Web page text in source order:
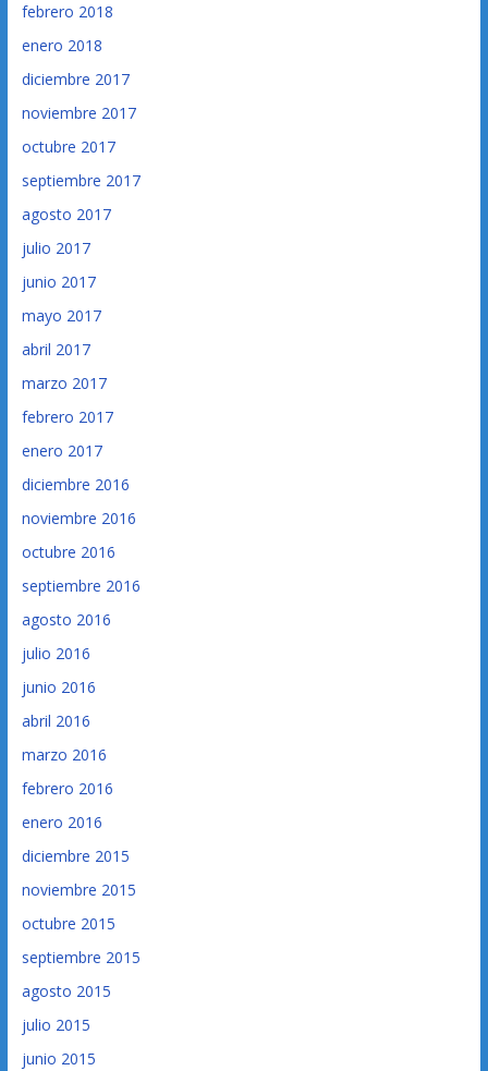
febrero 2018
enero 2018
diciembre 2017
noviembre 2017
octubre 2017
septiembre 2017
agosto 2017
julio 2017
junio 2017
mayo 2017
abril 2017
marzo 2017
febrero 2017
enero 2017
diciembre 2016
noviembre 2016
octubre 2016
septiembre 2016
agosto 2016
julio 2016
junio 2016
abril 2016
marzo 2016
febrero 2016
enero 2016
diciembre 2015
noviembre 2015
octubre 2015
septiembre 2015
agosto 2015
julio 2015
junio 2015